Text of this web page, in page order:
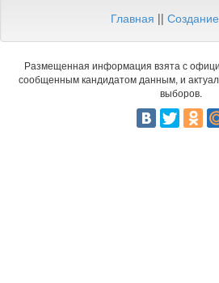
Главная ||
Размещенная информация взята с
сообщенным кандидатом данным, и
выборов.